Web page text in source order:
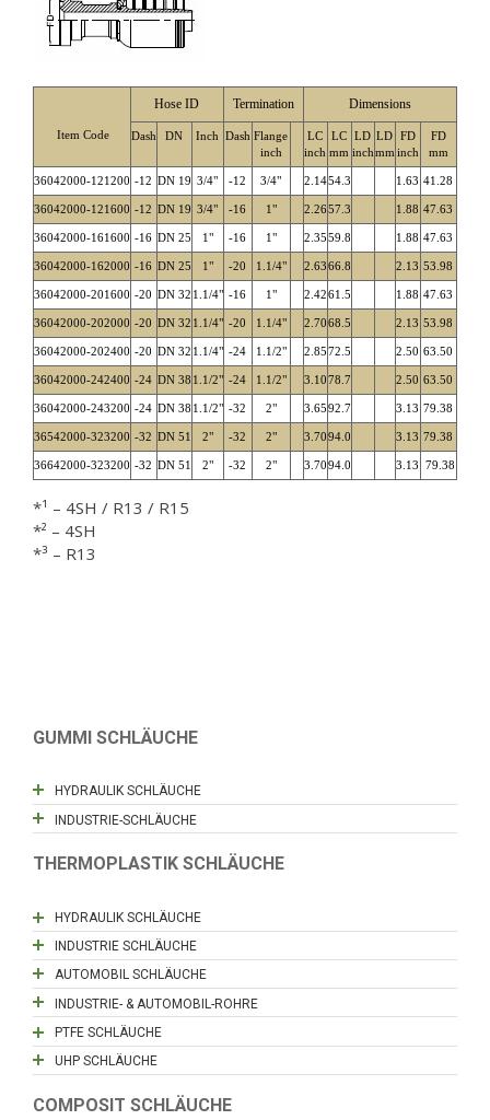
Hose ID Termination Dimensions
Item Code Dash DN Inch Dash Flange
inch
LC
inch
LC
mm
LD
inch
LD
mm
FD
inch
FD
mm
36042000-121200 -12 DN 19 3/4" -12 3/4" 2.1454.3 1.63 41.28
36042000-121600 -12 DN 19 3/4" -16 1" 2.2657.3 1.88 47.63
36042000-161600 -16 DN 25 1" -16 1" 2.3559.8 1.88 47.63
36042000-162000 -16 DN 25 1" -20 1.1/4" 2.6366.8 2.13 53.98
36042000-201600 -20 DN 32 1.1/4" -16 1" 2.4261.5 1.88 47.63
36042000-202000 -20 DN 32 1.1/4" -20 1.1/4" 2.7068.5 2.13 53.98
36042000-202400 -20 DN 32 1.1/4" -24 1.1/2" 2.8572.5 2.50 63.50
36042000-242400 -24 DN 38 1.1/2" -24 1.1/2" 3.1078.7 2.50 63.50
36042000-243200 -24 DN 38 1.1/2" -32 2" 3.6592.7 3.13 79.38
36542000-323200 -32 DN 51 2" -32 2" 3.7094.0 3.13 79.38
36642000-323200 -32 DN 51 2" -32 2" 3.7094.0 3.13 79.38
*¹ – 4SH / R13 / R15
*² – 4SH
*³ – R13
GUMMI SCHLÄUCHE
HYDRAULIK SCHLÄUCHE
INDUSTRIE-SCHLÄUCHE
THERMOPLASTIK SCHLÄUCHE
HYDRAULIK SCHLÄUCHE
INDUSTRIE SCHLÄUCHE
AUTOMOBIL SCHLÄUCHE
INDUSTRIE- & AUTOMOBIL-ROHRE
PTFE SCHLÄUCHE
UHP SCHLÄUCHE
COMPOSIT SCHLÄUCHE